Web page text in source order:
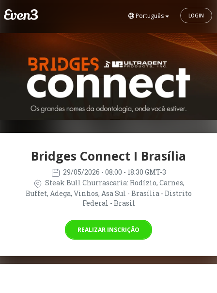
Português LOGIN
Bridges Connect I Brasília
29/05/2026 - 08:00 - 18:30 GMT-3
Steak Bull Churrascaria: Rodízio, Carnes,
Buffet, Adega, Vinhos, Asa Sul - Brasília - Distrito
Federal - Brasil
REALIZAR INSCRIÇÃO